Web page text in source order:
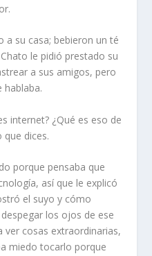
a su casa; bebieron un té
le pidió prestado su
a sus amigos, pero
hablaba.
internet? ¿Qué es eso de
que dices.
porque pensaba que
así que le explicó
el suyo y cómo
los ojos de ese
ver cosas extraordinarias,
miedo tocarlo porque